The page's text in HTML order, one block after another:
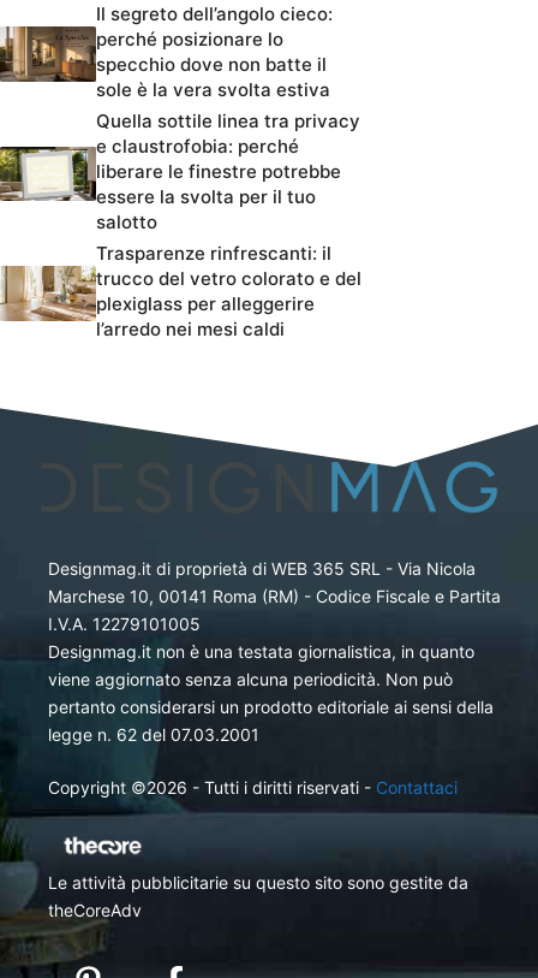
Il segreto dell’angolo cieco:
perché posizionare lo
specchio dove non batte il
sole è la vera svolta estiva
Quella sottile linea tra privacy
e claustrofobia: perché
liberare le finestre potrebbe
essere la svolta per il tuo
salotto
Trasparenze rinfrescanti: il
trucco del vetro colorato e del
plexiglass per alleggerire
l’arredo nei mesi caldi
Designmag.it di proprietà di WEB 365 SRL - Via Nicola
Marchese 10, 00141 Roma (RM) - Codice Fiscale e Partita
I.V.A. 12279101005
Designmag.it non è una testata giornalistica, in quanto
viene aggiornato senza alcuna periodicità. Non può
pertanto considerarsi un prodotto editoriale ai sensi della
legge n. 62 del 07.03.2001
Copyright ©2026 - Tutti i diritti riservati - Contattaci
Le attività pubblicitarie su questo sito sono gestite da
theCoreAdv